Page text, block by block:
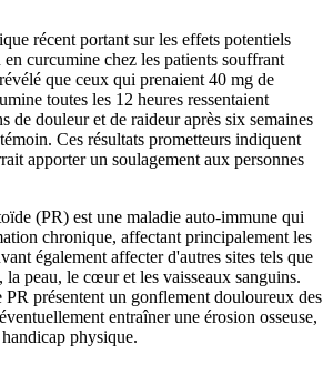
récent portant sur les effets potentiels
curcumine chez les patients souffrant
que ceux qui prenaient 40 mg de
toutes les 12 heures ressentaient
de douleur et de raideur après six semaines
Ces résultats prometteurs indiquent
apporter un soulagement aux personnes
(PR) est une maladie auto-immune qui
chronique, affectant principalement les
également affecter d'autres sites tels que
la peau, le cœur et les vaisseaux sanguins.
PR présentent un gonflement douloureux des
entraîner une érosion osseuse,
physique.